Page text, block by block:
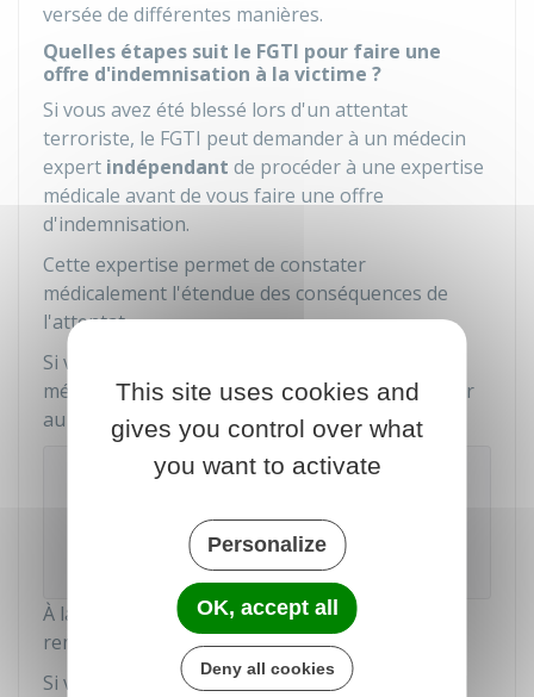
versée de différentes manières.
Quelles étapes suit le FGTI pour faire une
offre d'indemnisation à la victime ?
Si vous avez été blessé lors d'un attentat
terroriste, le FGTI peut demander à un médecin
expert indépendant de procéder à une expertise
médicale avant de vous faire une offre
d'indemnisation.
Cette expertise permet de constater
médicalement l'étendue des conséquences de
l'attentat.
Si votre état de santé n'est pas
médecin vous propose un rendez-vous ultérieur
au cours duquel il vous examine de nouveau.
À noter
être assisté par votremédecin conseil
proche ou votre avocat.
À la suite de l'expertise médicale, le médecin
remet un rapport au FGTI.
Si votre état de santé n'est pas stabilisé, le FGTI
This site uses cookies and
gives you control over what
you want to activate
Personalize
OK, accept all
Deny all cookies